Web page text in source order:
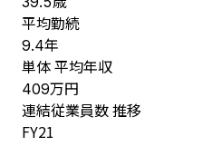
平均勤続
9.4年
単体 平均年収
409万円
連結従業員数 推移
FY21